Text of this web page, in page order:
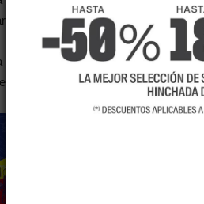
a triplicarse.
se vio repleta de gente que
el mayorista requirió son de cajero/